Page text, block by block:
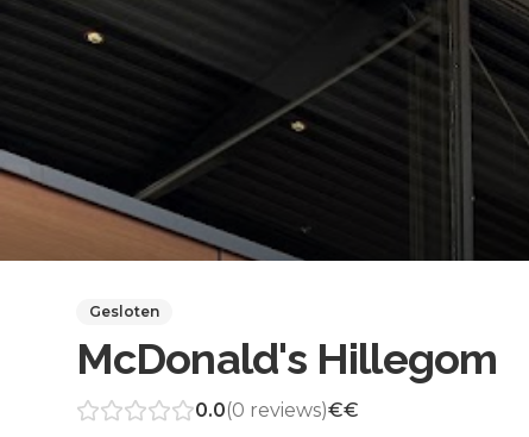
Gesloten
McDonald's Hillegom
0.0(0 reviews)€€